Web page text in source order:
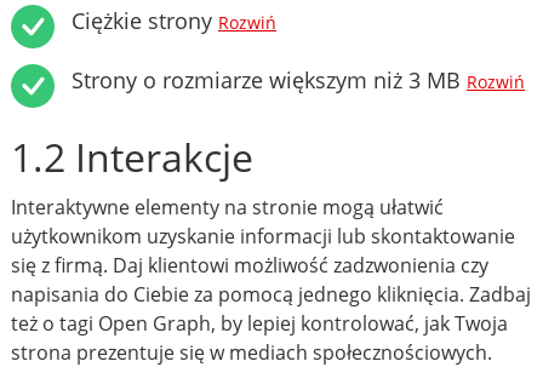
Ciężkie strony Rozwiń
Strony o rozmiarze większym niż 3 MB Rozwiń
1.2 Interakcje
Interaktywne elementy na stronie mogą ułatwić
użytkownikom uzyskanie informacji lub skontaktowanie
się z firmą. Daj klientowi możliwość zadzwonienia czy
napisania do Ciebie za pomocą jednego kliknięcia. Zadbaj
też o tagi Open Graph, by lepiej kontrolować, jak Twoja
strona prezentuje się w mediach społecznościowych.